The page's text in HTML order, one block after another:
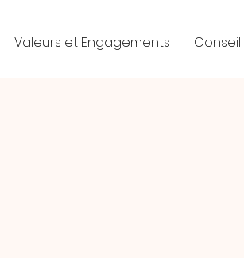
Valeurs et Engagements Conseil